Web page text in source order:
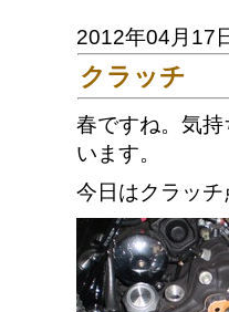
2012年04月17
クラッチ
春ですね。気
います。
今日はクラッ